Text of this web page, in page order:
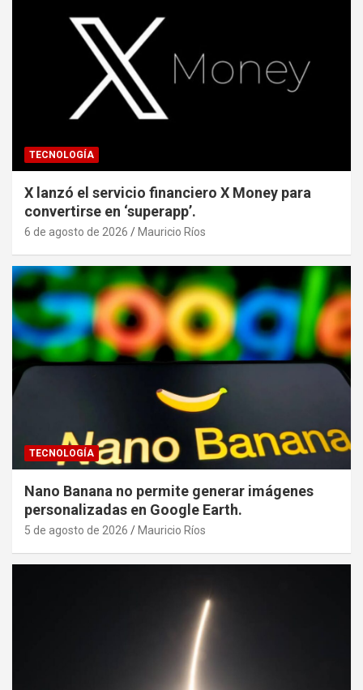
TECNOLOGÍA
X lanzó el servicio financiero X Money para
convertirse en ‘superapp’.
6 de agosto de 2026 Mauricio Ríos
TECNOLOGÍA
Nano Banana no permite generar imágenes
personalizadas en Google Earth.
5 de agosto de 2026 Mauricio Ríos